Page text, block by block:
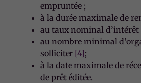
empruntée ;
à la durée maximale de
au taux nominal
au nombre minimal
solliciter [4] ;
à la date maximale de
de prêt éditée.